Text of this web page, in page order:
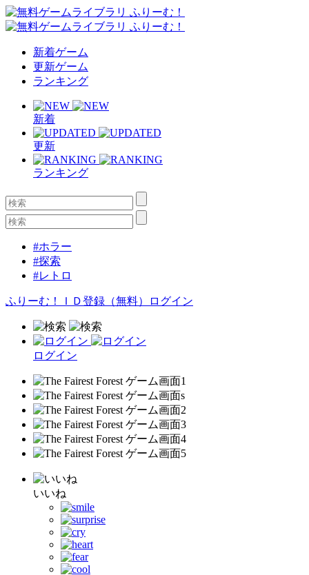
新着ゲーム
更新ゲーム
ランキング
新着
更新
ランキング
#ホラー
#探索
#レトロ
ふりーむ！ＩＤ登録（無料） ログイン
ログイン
いいね